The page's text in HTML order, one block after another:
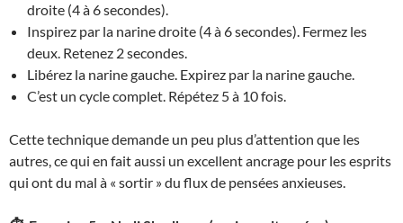
droite (4 à 6 secondes).
Inspirez par la narine droite (4 à 6 secondes). Fermez les
deux. Retenez 2 secondes.
Libérez la narine gauche. Expirez par la narine gauche.
C’est un cycle complet. Répétez 5 à 10 fois.
Cette technique demande un peu plus d’attention que les
autres, ce qui en fait aussi un excellent ancrage pour les esprits
qui ont du mal à « sortir » du flux de pensées anxieuses.